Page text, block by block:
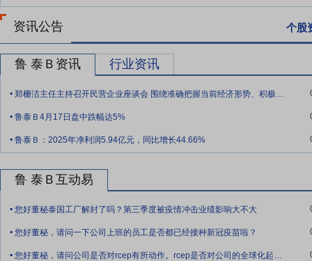
评价准则》,构建“大质量”体系,推动管理创新,以确保公司的经营质量。
要点7：较强的研发能力
公司坚持自主创新,依托国家级企业技术中
加强与科研院所、高校、战略客户和重要供应商的技术合作,长期致
理、制定行业标准升级转变,由关注技术创新向探索新技术与创新模
口，市场覆盖日本，韩国，美国，英国，意大利等三十多个国家和地
要点9：一体化产业链
动影响较小，抗风险能力较强。公司主导产品色织布具有规模优势。
资讯公告 个股
鲁 泰Ｂ资讯 行业资讯
. 郑栅洁主任主持召开民营企业座谈会 围绕准确把握当前经济形势、积极应对外部环境变化听取意见建议
. 鲁泰Ｂ4月17日盘中跌幅达5%
. 鲁泰Ｂ：2025年净利润5.94亿元，同比增长44.66%
鲁 泰Ｂ互动易
. 您好董秘泰国工厂解封了吗？第三季度被疫情冲击业绩影响大不大
. 您好董秘，请问一下公司上班的员工是否都已经接种新冠疫苗啦？
. 您好董秘，请问公司是否对rcep有所动作。rcep是否对公司的全球化起到正面作用